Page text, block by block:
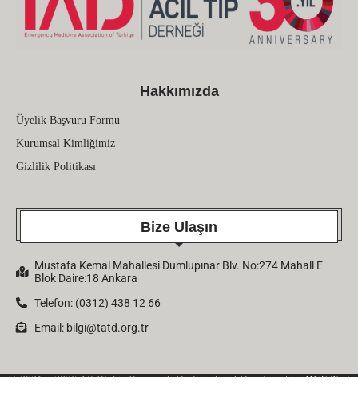
Hakkımızda
Üyelik Başvuru Formu
Kurumsal Kimliğimiz
Gizlilik Politikası
Bize Ulaşın
Mustafa Kemal Mahallesi Dumlupınar Blv. No:274 Mahall E
Blok Daire:18 Ankara
Telefon: (0312) 438 12 66
Email: bilgi@tatd.org.tr
© 2021 – 2026 All Rights Reserved. Designed and Developed byDNS Tech